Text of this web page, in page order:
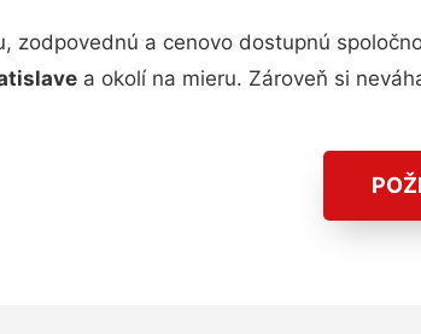
zodpovednú a cenovo dostupnú
a okolí na mieru. Zároveň si